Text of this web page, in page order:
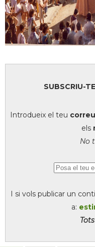
SUBSCRIU-TE
Introdueix el teu
els
No
I si vols publicar un
a: